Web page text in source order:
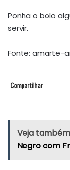
Ponha o bolo
servir.
Fonte: amarte-
Veja
Negro com